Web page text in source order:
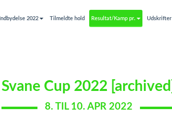
Indbydelse 2022 Tilmeldte hold Resultat/Kamp pr. Udskrifter
Svane Cup 2022 [archived]
8. TIL 10. APR 2022